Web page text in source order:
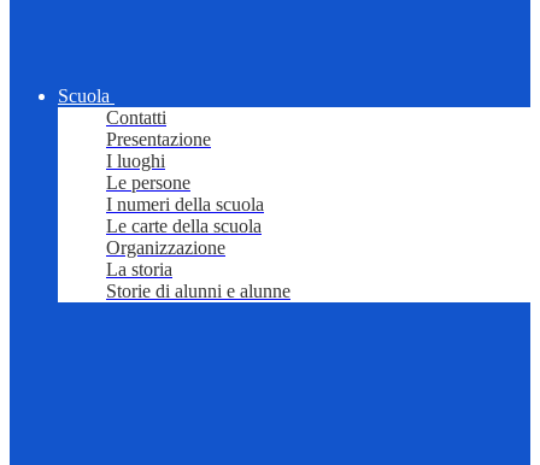
Scuola
Contatti
Presentazione
I luoghi
Le persone
I numeri della scuola
Le carte della scuola
Organizzazione
La storia
Storie di alunni e alunne